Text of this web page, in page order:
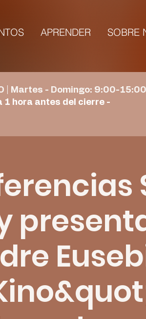
APRENDER SOBRE
| Martes - Domingo: 9:00-15:00 |
1 hora antes del cierre -